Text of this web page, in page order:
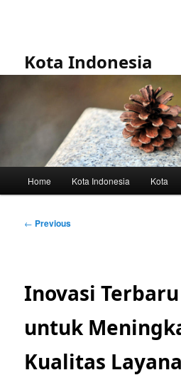
Kota Indonesia
Home Kota Indonesia Kota
Post
← Previous
Inovasi
untuk
Kualitas